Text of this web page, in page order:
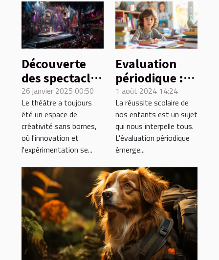
Découverte
des spectacles
uniques
proposés par
un théâtre
innovant
26 janvier 2025 00:50
Le théâtre a toujours
été un espace de
créativité sans bornes,
où l'innovation et
l'expérimentation se...
Evaluation
périodique :
son
importance
dans le suivi
académique
des enfants
1 août 2024 14:24
La réussite scolaire de
nos enfants est un sujet
qui nous interpelle tous.
L'évaluation périodique
émerge...